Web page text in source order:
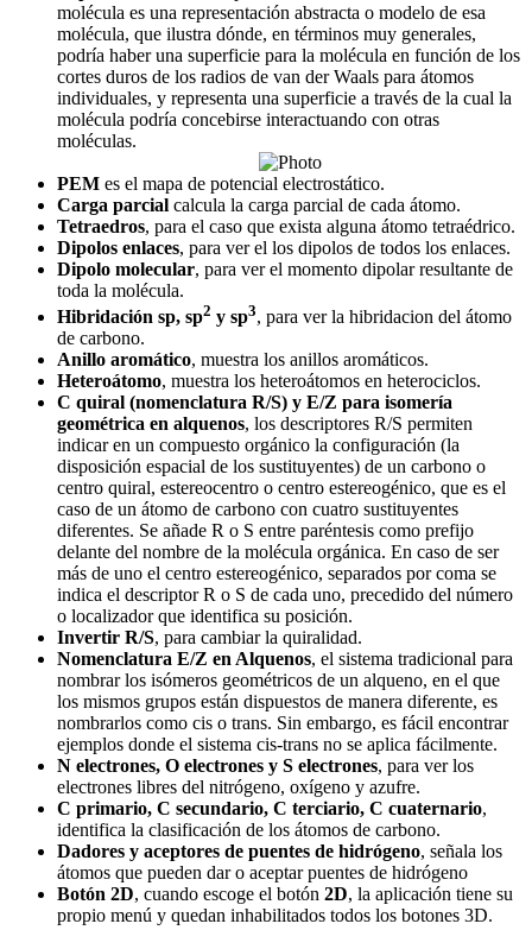
molécula es una representación abstracta o modelo de esa
molécula, que ilustra dónde, en términos muy generales,
podría haber una superficie para la molécula en función de los
cortes duros de los radios de van der Waals para átomos
individuales, y representa una superficie a través de la cual la
molécula podría concebirse interactuando con otras
moléculas.
PEM es el mapa de potencial electrostático.
Carga parcial calcula la carga parcial de cada átomo.
Tetraedros, para el caso que exista alguna átomo tetraédrico.
Dipolos enlaces, para ver el los dipolos de todos los enlaces.
Dipolo molecular, para ver el momento dipolar resultante de
toda la molécula.
Hibridación sp, sp2 y sp3, para ver la hibridacion del átomo
de carbono.
Anillo aromático, muestra los anillos aromáticos.
Heteroátomo, muestra los heteroátomos en heterociclos.
C quiral (nomenclatura R/S) y E/Z para isomería
geométrica en alquenos, los descriptores R/S permiten
indicar en un compuesto orgánico la configuración (la
disposición espacial de los sustituyentes) de un carbono o
centro quiral, estereocentro o centro estereogénico, que es el
caso de un átomo de carbono con cuatro sustituyentes
diferentes. Se añade R o S entre paréntesis como prefijo
delante del nombre de la molécula orgánica. En caso de ser
más de uno el centro estereogénico, separados por coma se
indica el descriptor R o S de cada uno, precedido del número
o localizador que identifica su posición.
Invertir R/S, para cambiar la quiralidad.
Nomenclatura E/Z en Alquenos, el sistema tradicional para
nombrar los isómeros geométricos de un alqueno, en el que
los mismos grupos están dispuestos de manera diferente, es
nombrarlos como cis o trans. Sin embargo, es fácil encontrar
ejemplos donde el sistema cis-trans no se aplica fácilmente.
N electrones, O electrones y S electrones, para ver los
electrones libres del nitrógeno, oxígeno y azufre.
C primario, C secundario, C terciario, C cuaternario,
identifica la clasificación de los átomos de carbono.
Dadores y aceptores de puentes de hidrógeno, señala los
átomos que pueden dar o aceptar puentes de hidrógeno
Botón 2D, cuando escoge el botón 2D, la aplicación tiene su
propio menú y quedan inhabilitados todos los botones 3D.